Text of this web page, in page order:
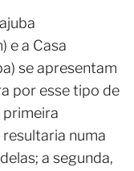
e a Casa
se apresentam
por esse tipo de
primeira
numa
a segunda,